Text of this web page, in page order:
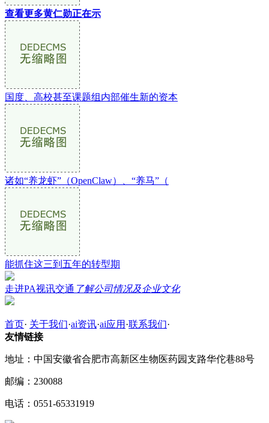
查看更多黄仁勋正在示
国度、高校甚至课题组内部催生新的资本
诸如“养龙虾”（OpenClaw）、“养马”（
能抓住这三到五年的转型期
走进PA视讯交通 了解公司情况及企业文化
首页· 关于我们·ai资讯·ai应用 ·联系我们·
友情链接
地址：中国安徽省合肥市高新区生物医药园支路华佗巷88号
邮编：230088
电话：0551-65331919